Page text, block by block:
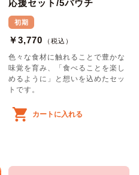
応援セット/5パウチ
初期
￥3,770 （税込）
色々な食材に触れることで豊かな
味覚を育み、「食べることを楽し
めるように」と想いを込めたセッ
トです。
カートに入れる